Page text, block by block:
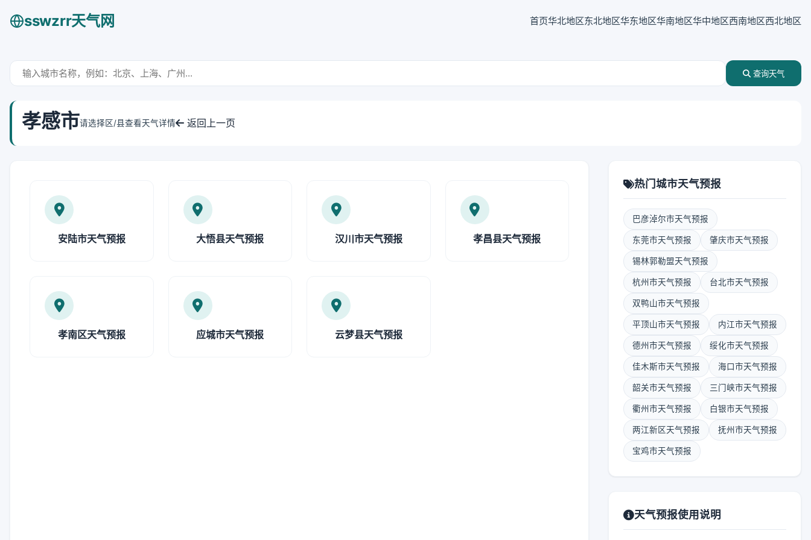
sswzrr天气网 首页华北地区东北地区华东地区华南地区华中地区西南地区西北地区
查询天气
孝感市请选择区/县查看天气详情 返回上一页
安陆市天气预报 大悟县天气预报 汉川市天气预报 孝昌县天气预报
孝南区天气预报 应城市天气预报 云梦县天气预报
热门城市天气预报
巴彦淖尔市天气预报
东莞市天气预报 肇庆市天气预报
锡林郭勒盟天气预报
杭州市天气预报 台北市天气预报
双鸭山市天气预报
平顶山市天气预报 内江市天气预报
德州市天气预报 绥化市天气预报
佳木斯市天气预报 海口市天气预报
韶关市天气预报 三门峡市天气预报
衢州市天气预报 白银市天气预报
两江新区天气预报 抚州市天气预报
宝鸡市天气预报
天气预报使用说明